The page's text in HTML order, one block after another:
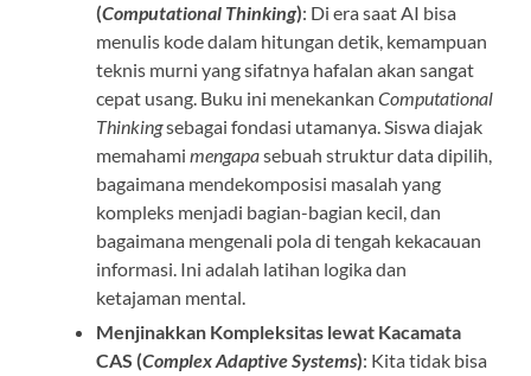
(Computational Thinking): Di era saat AI bisa
menulis kode dalam hitungan detik, kemampuan
teknis murni yang sifatnya hafalan akan sangat
cepat usang. Buku ini menekankanComputational
Thinkingsebagai fondasi utamanya. Siswa diajak
memahamimengapasebuah struktur data dipilih,
bagaimana mendekomposisi masalah yang
kompleks menjadi bagian-bagian kecil, dan
bagaimana mengenali pola di tengah kekacauan
informasi. Ini adalah latihan logika dan
ketajaman mental.
Menjinakkan Kompleksitas lewat Kacamata
CAS (Complex Adaptive Systems): Kita tidak bisa